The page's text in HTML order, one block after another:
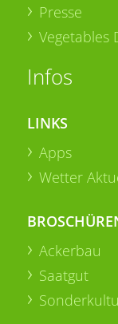
Presse
Vegetables
Infos
LINKS
Apps
Wetter
Ackerbau
Saatgut